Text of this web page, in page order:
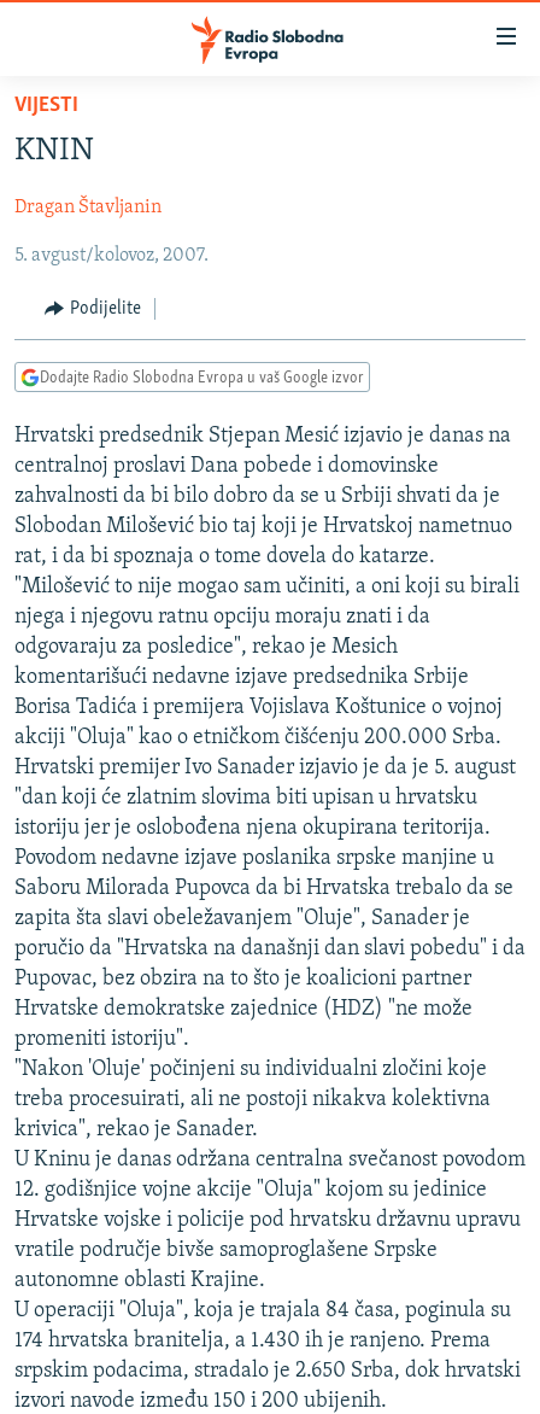
Pređite
glavni
Pređite
na
navigaciju
Pređite
na
pretragu
SRBIJA
KOSOVO
CRNA GORA
VIZUELNO
VIDEO
FOTOGALERIJE
INFOGRAFIKE
PODCASTI
RAT U UKRAJINI
KINA NA BALKANU
RSE PRIČE IZ SVIJETA
ISPRIČAJ MI
DNEVNO@RSE
SPECIJALI RSE
VIŠE OD NASLOVA
GENOCID U SREBRENICI
POPLAVE I KLIZIŠTA U BIH 2024.
TV LIBERTY
POST SCRIPTUM
MOJA EVROPA
TRI DECENIJE OD RATA U BIH
SVE KARTE DEJTONA
NASTANAK I RASPAD JUGOSLAVIJE
PRATITE NAS
Sve RFE/RL stranice
VIJESTI
KNIN
Dragan Štavljanin
5. avgust/kolovoz, 2007.
Podijelite
Dodajte Radio Slobodna Evropa u vaš Google izvor
Hrvatski predsednik Stjepan Mesić izjavio je danas na
centralnoj proslavi Dana pobede i domovinske
zahvalnosti da bi bilo dobro da se u Srbiji shvati da je
Slobodan Milošević bio taj koji je Hrvatskoj nametnuo
rat, i da bi spoznaja o tome dovela do katarze.
"Milošević to nije mogao sam učiniti, a oni koji su birali
njega i njegovu ratnu opciju moraju znati i da
odgovaraju za posledice", rekao je Mesich
komentarišući nedavne izjave predsednika Srbije
Borisa Tadića i premijera Vojislava Koštunice o vojnoj
akciji "Oluja" kao o etničkom čišćenju 200.000 Srba.
Hrvatski premijer Ivo Sanader izjavio je da je 5. august
"dan koji će zlatnim slovima biti upisan u hrvatsku
istoriju jer je oslobođena njena okupirana teritorija.
Povodom nedavne izjave poslanika srpske manjine u
Saboru Milorada Pupovca da bi Hrvatska trebalo da se
zapita šta slavi obeležavanjem "Oluje", Sanader je
poručio da "Hrvatska na današnji dan slavi pobedu" i da
Pupovac, bez obzira na to što je koalicioni partner
Hrvatske demokratske zajednice (HDZ) "ne može
promeniti istoriju".
"Nakon 'Oluje' počinjeni su individualni zločini koje
treba procesuirati, ali ne postoji nikakva kolektivna
krivica", rekao je Sanader.
U Kninu je danas održana centralna svečanost povodom
12. godišnjice vojne akcije "Oluja" kojom su jedinice
Hrvatske vojske i policije pod hrvatsku državnu upravu
vratile područje bivše samoproglašene Srpske
autonomne oblasti Krajine.
U operaciji "Oluja", koja je trajala 84 časa, poginula su
174 hrvatska branitelja, a 1.430 ih je ranjeno. Prema
srpskim podacima, stradalo je 2.650 Srba, dok hrvatski
izvori navode između 150 i 200 ubijenih.